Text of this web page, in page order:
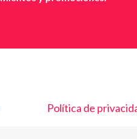
Política de